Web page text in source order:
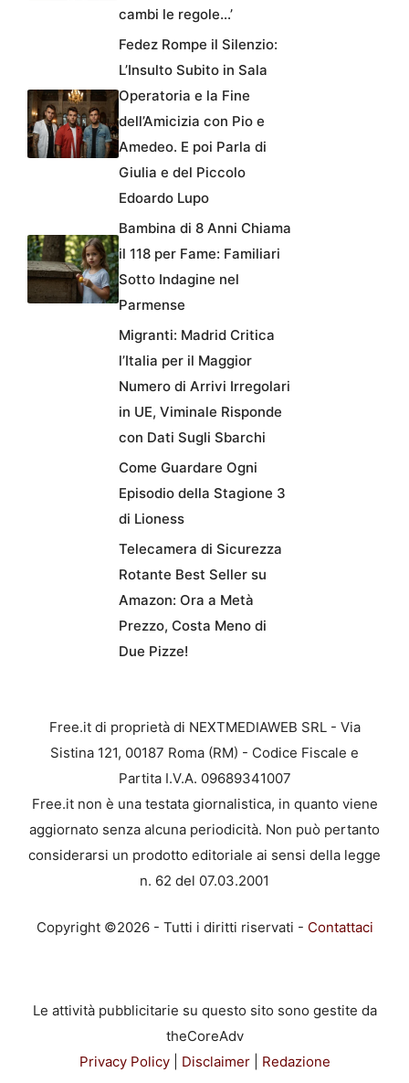
cambi le regole…’
Fedez Rompe il Silenzio:
L’Insulto Subito in Sala
Operatoria e la Fine
dell’Amicizia con Pio e
Amedeo. E poi Parla di
Giulia e del Piccolo
Edoardo Lupo
Bambina di 8 Anni Chiama
il 118 per Fame: Familiari
Sotto Indagine nel
Parmense
Migranti: Madrid Critica
l’Italia per il Maggior
Numero di Arrivi Irregolari
in UE, Viminale Risponde
con Dati Sugli Sbarchi
Come Guardare Ogni
Episodio della Stagione 3
di Lioness
Telecamera di Sicurezza
Rotante Best Seller su
Amazon: Ora a Metà
Prezzo, Costa Meno di
Due Pizze!
Free.it di proprietà di NEXTMEDIAWEB SRL - Via
Sistina 121, 00187 Roma (RM) - Codice Fiscale e
Partita I.V.A. 09689341007
Free.it non è una testata giornalistica, in quanto viene
aggiornato senza alcuna periodicità. Non può pertanto
considerarsi un prodotto editoriale ai sensi della legge
n. 62 del 07.03.2001
Copyright ©2026 - Tutti i diritti riservati - Contattaci
Le attività pubblicitarie su questo sito sono gestite da
theCoreAdv
Privacy Policy| Disclaimer| Redazione